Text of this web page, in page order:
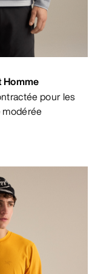
Homme
pour les
modérée